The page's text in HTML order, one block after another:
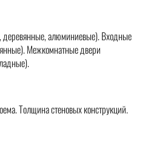
деревянные, алюминиевые). Входные
Межкомнатные двери
Толщина стеновых конструкций.